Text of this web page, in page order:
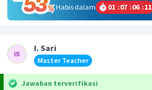
Habis dalam
01 :07 :06 :11
I. Sari
Master Teacher
Jawaban terverifikasi